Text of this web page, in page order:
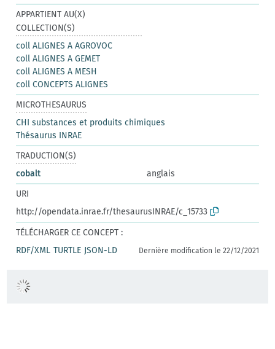
APPARTIENT AU(X)
COLLECTION(S)
coll ALIGNES A AGROVOC
coll ALIGNES A GEMET
coll ALIGNES A MESH
coll CONCEPTS ALIGNES
MICROTHESAURUS
CHI substances et produits chimiques
Thésaurus INRAE
TRADUCTION(S)
cobalt
anglais
URI
http://opendata.inrae.fr/thesaurusINRAE/c_15733
TÉLÉCHARGER CE CONCEPT :
RDF/XML TURTLE JSON-LD Dernière modification le 22/12/2021